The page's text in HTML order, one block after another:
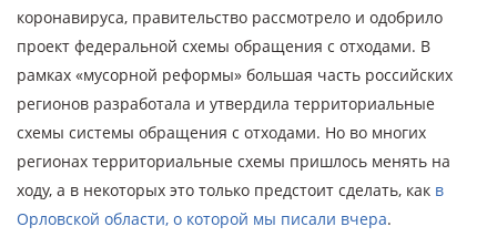
коронавируса, правительство рассмотрело и одобрило
проект федеральной схемы обращения с отходами. В
рамках «мусорной реформы» большая часть российских
регионов разработала и утвердила территориальные
схемы системы обращения с отходами. Но во многих
регионах территориальные схемы пришлось менять на
ходу, а в некоторых это только предстоит сделать, как в
Орловской области, о которой мы писали вчера.